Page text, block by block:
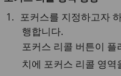
포커스를 지정하고자
행합니다.
포커스 리콜 버튼이 플
치에 포커스 리콜 영